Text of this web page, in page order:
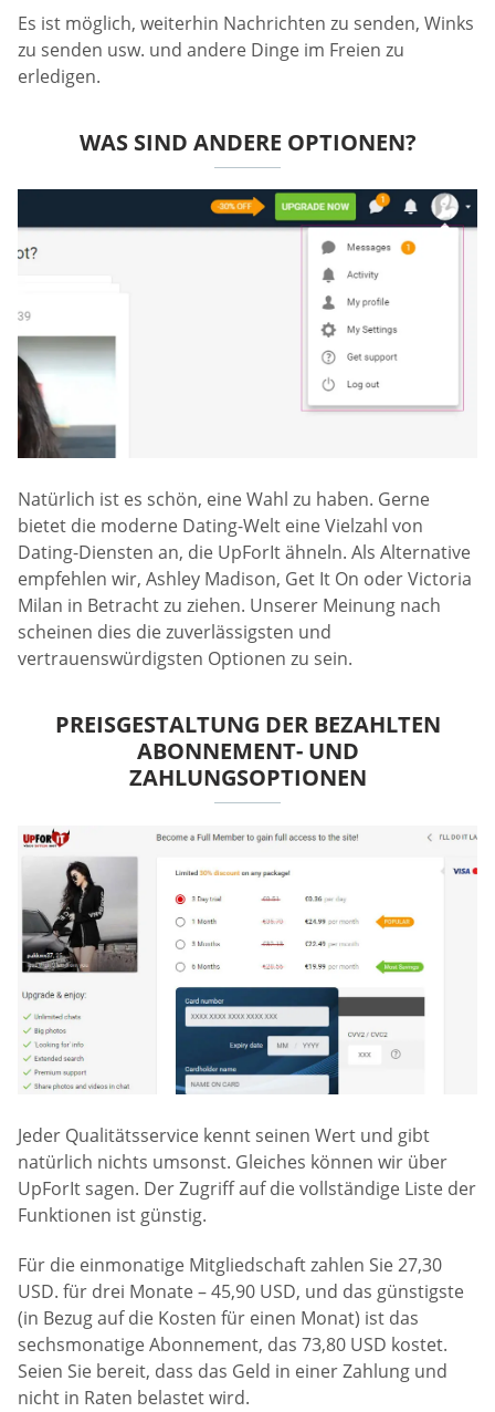
Es ist möglich, weiterhin Nachrichten zu senden, Winks
zu senden usw. und andere Dinge im Freien zu
erledigen.
WAS SIND ANDERE OPTIONEN?
Natürlich ist es schön, eine Wahl zu haben. Gerne
bietet die moderne Dating-Welt eine Vielzahl von
Dating-Diensten an, die UpForIt ähneln. Als Alternative
empfehlen wir, Ashley Madison, Get It On oder Victoria
Milan in Betracht zu ziehen. Unserer Meinung nach
scheinen dies die zuverlässigsten und
vertrauenswürdigsten Optionen zu sein.
PREISGESTALTUNG DER BEZAHLTEN
ABONNEMENT- UND
ZAHLUNGSOPTIONEN
Jeder Qualitätsservice kennt seinen Wert und gibt
natürlich nichts umsonst. Gleiches können wir über
UpForIt sagen. Der Zugriff auf die vollständige Liste der
Funktionen ist günstig.
Für die einmonatige Mitgliedschaft zahlen Sie 27,30
USD. für drei Monate – 45,90 USD, und das günstigste
(in Bezug auf die Kosten für einen Monat) ist das
sechsmonatige Abonnement, das 73,80 USD kostet.
Seien Sie bereit, dass das Geld in einer Zahlung und
nicht in Raten belastet wird.